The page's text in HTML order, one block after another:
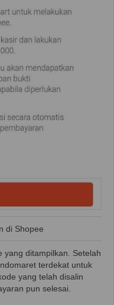
di Shopee
yang ditampilkan. Setelah
terdekat untuk
yang telah disalin
pun selesai.